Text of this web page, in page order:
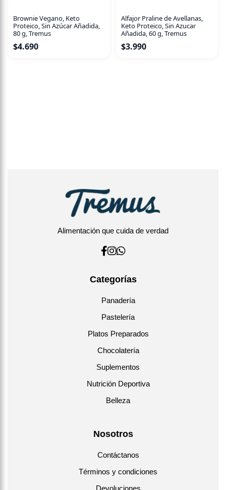
Brownie Vegano, Keto
Proteico, Sin Azúcar Añadida,
80 g, Tremus
$4.690
Alfajor Praline de Avellanas,
Keto Proteico, Sin Azucar
Añadida, 60 g, Tremus
$3.990
Alimentación que cuida de verdad
Categorías
Panadería
Pastelería
Platos Preparados
Chocolatería
Suplementos
Nutrición Deportiva
Belleza
Nosotros
Contáctanos
Términos y condiciones
Devoluciones